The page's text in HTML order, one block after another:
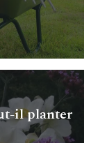
il planter